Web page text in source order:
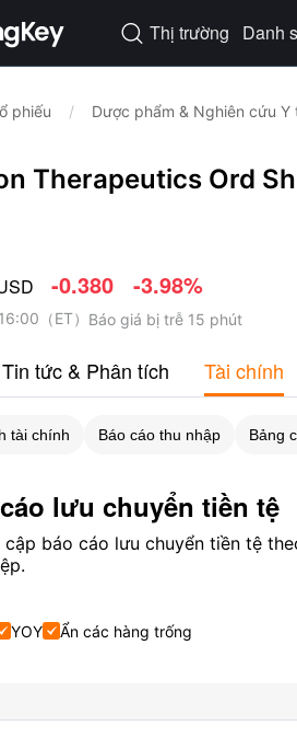
 Thị trường Danh
phiếu / Dược phẩm & Nghiên cứu Y
Therapeutics Ord
-0.380 -3.98%
（ET） Báo giá bị trễ 15 phút
Tin tức & Phân tích Tài chính
tài chính Báo cáo thu nhập Bảng
lưu chuyển tiền tệ
báo cáo lưu chuyển tiền tệ
YOY Ẩn các hàng trống